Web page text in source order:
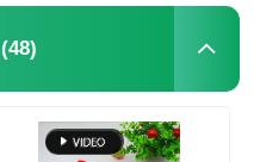
(48)